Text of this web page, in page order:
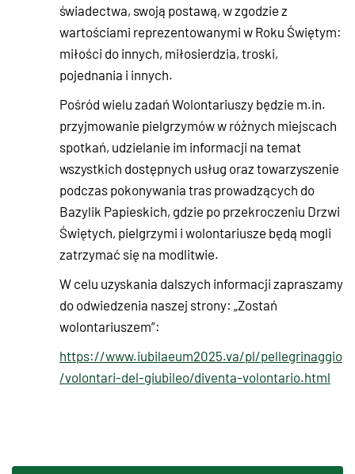
świadectwa, swoją postawą, w zgodzie z
wartościami reprezentowanymi w Roku Świętym:
miłości do innych, miłosierdzia, troski,
pojednania i innych.
Pośród wielu zadań Wolontariuszy będzie m.in.
przyjmowanie pielgrzymów w różnych miejscach
spotkań, udzielanie im informacji na temat
wszystkich dostępnych usług oraz towarzyszenie
podczas pokonywania tras prowadzących do
Bazylik Papieskich, gdzie po przekroczeniu Drzwi
Świętych, pielgrzymi i wolontariusze będą mogli
zatrzymać się na modlitwie.
W celu uzyskania dalszych informacji zapraszamy
do odwiedzenia naszej strony: „Zostań
wolontariuszem”:
https://www.iubilaeum2025.va/pl/pellegrinaggio
/volontari-del-giubileo/diventa-volontario.html